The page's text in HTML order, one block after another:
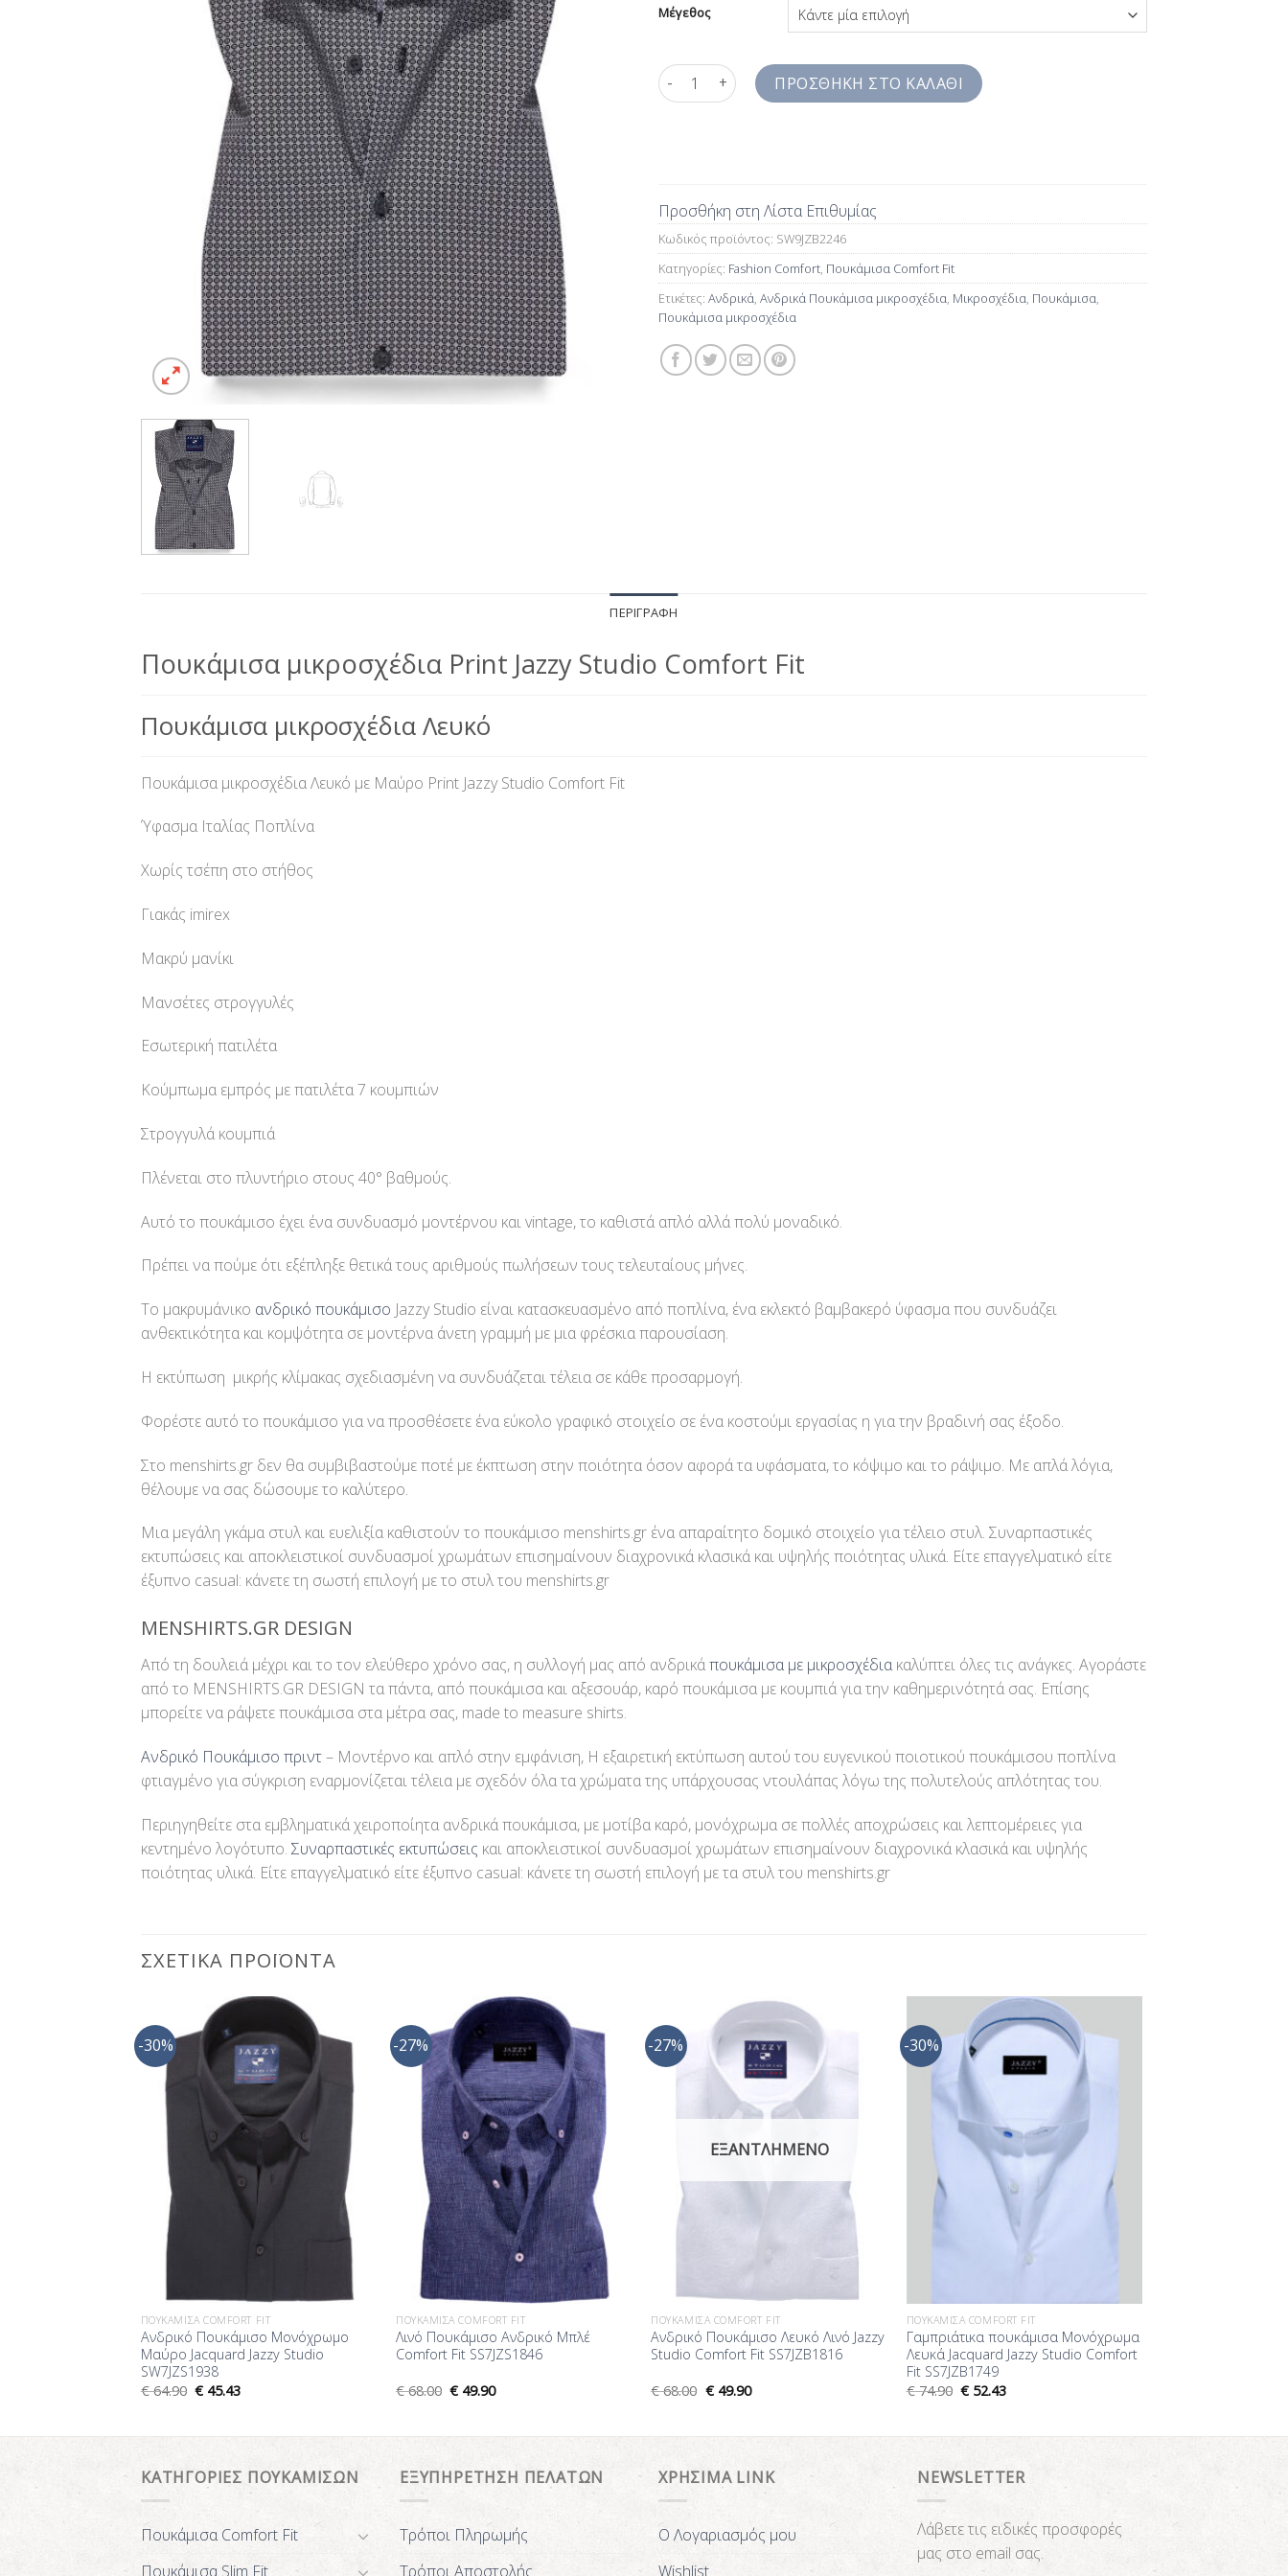
Μέγεθος
Πουκάμισα Μικροσχέδια Λευκό με Μαύρο Print Jazzy Studio Comfort Fit SW9JZB2246 ποσότητα
ΠΡΟΣΘΉΚΗ ΣΤΟ ΚΑΛΆΘΙ
Προσθήκη στη Λίστα Επιθυμίας
Κωδικός προϊόντος: SW9JZB2246
Κατηγορίες: Fashion Comfort, Πουκάμισα Comfort Fit
Ετικέτες: Ανδρικά, Ανδρικά Πουκάμισα μικροσχέδια, Μικροσχέδια, Πουκάμισα,
Πουκάμισα μικροσχέδια
ΠΕΡΙΓΡΑΦΉ
Πουκάμισα μικροσχέδια Print Jazzy Studio Comfort Fit
Πουκάμισα μικροσχέδια Λευκό
Πουκάμισα μικροσχέδια Λευκό με Μαύρο Print Jazzy Studio Comfort Fit
Ύφασμα Ιταλίας Ποπλίνα
Χωρίς τσέπη στο στήθος
Γιακάς imirex
Μακρύ μανίκι
Μανσέτες στρογγυλές
Εσωτερική πατιλέτα
Κούμπωμα εμπρός με πατιλέτα 7 κουμπιών
Στρογγυλά κουμπιά
Πλένεται στο πλυντήριο στους 40° βαθμούς.
Αυτό το πουκάμισο έχει ένα συνδυασμό μοντέρνου και vintage, το καθιστά απλό αλλά πολύ μοναδικό.
Πρέπει να πούμε ότι εξέπληξε θετικά τους αριθμούς πωλήσεων τους τελευταίους μήνες.
Το μακρυμάνικο ανδρικό πουκάμισο Jazzy Studio είναι κατασκευασμένο από ποπλίνα, ένα εκλεκτό βαμβακερό ύφασμα που συνδυάζει
ανθεκτικότητα και κομψότητα σε μοντέρνα άνετη γραμμή με μια φρέσκια παρουσίαση.
Η εκτύπωση μικρής κλίμακας σχεδιασμένη να συνδυάζεται τέλεια σε κάθε προσαρμογή.
Φορέστε αυτό το πουκάμισο για να προσθέσετε ένα εύκολο γραφικό στοιχείο σε ένα κοστούμι εργασίας η για την βραδινή σας έξοδο.
Στο menshirts.gr δεν θα συμβιβαστούμε ποτέ με έκπτωση στην ποιότητα όσον αφορά τα υφάσματα, το κόψιμο και το ράψιμο. Με απλά λόγια,
θέλουμε να σας δώσουμε το καλύτερο.
Μια μεγάλη γκάμα στυλ και ευελιξία καθιστούν το πουκάμισο menshirts.gr ένα απαραίτητο δομικό στοιχείο για τέλειο στυλ. Συναρπαστικές
εκτυπώσεις και αποκλειστικοί συνδυασμοί χρωμάτων επισημαίνουν διαχρονικά κλασικά και υψηλής ποιότητας υλικά. Είτε επαγγελματικό είτε
έξυπνο casual: κάνετε τη σωστή επιλογή με το στυλ του menshirts.gr
MENSHIRTS.GR DESIGN
Από τη δουλειά μέχρι και το τον ελεύθερο χρόνο σας, η συλλογή μας από ανδρικάπουκάμισα με μικροσχέδια καλύπτει όλες τις ανάγκες. Αγοράστε
από το MENSHIRTS.GR DESIGN τα πάντα, από πουκάμισα και αξεσουάρ, καρό πουκάμισα με κουμπιά για την καθημερινότητά σας. Επίσης
μπορείτε να ράψετε πουκάμισα στα μέτρα σας, made to measure shirts.
Ανδρικό Πουκάμισο πριντ– Μοντέρνο και απλό στην εμφάνιση, Η εξαιρετική εκτύπωση αυτού του ευγενικού ποιοτικού πουκάμισου ποπλίνα
φτιαγμένο για σύγκριση εναρμονίζεται τέλεια με σχεδόν όλα τα χρώματα της υπάρχουσας ντουλάπας λόγω της πολυτελούς απλότητας του.
Περιηγηθείτε στα εμβληματικά χειροποίητα ανδρικά πουκάμισα, με μοτίβα καρό, μονόχρωμα σε πολλές αποχρώσεις και λεπτομέρειες για
κεντημένο λογότυπο. Συναρπαστικές εκτυπώσεις και αποκλειστικοί συνδυασμοί χρωμάτων επισημαίνουν διαχρονικά κλασικά και υψηλής
ποιότητας υλικά. Είτε επαγγελματικό είτε έξυπνο casual: κάνετε τη σωστή επιλογή με τα στυλ του menshirts.gr
ΣΧΕΤΙΚΆ ΠΡΟΪΌΝΤΑ
-30%
Προσθήκη
στη Λίστα
Επιθυμίας
ΠΟΥΚΆΜΙΣΑ COMFORT FIT
Ανδρικό Πουκάμισο Μονόχρωμο
Μαύρο Jacquard Jazzy Studio
SW7JZS1938
€64.90 €45.43
-27%
Προσθήκη
στη Λίστα
Επιθυμίας
ΠΟΥΚΆΜΙΣΑ COMFORT FIT
Λινό Πουκάμισο Ανδρικό Μπλέ
Comfort Fit SS7JZS1846
€68.00 €49.90
-27%
Προσθήκη
στη Λίστα
ΕΞΑΝΤΛΗΜΈΝΟ
ΠΟΥΚΆΜΙΣΑ COMFORT FIT
Ανδρικό Πουκάμισο Λευκό Λινό Jazzy
Studio Comfort Fit SS7JZB1816
€68.00 €49.90
-30%
Προσθήκη
στη Λίστα
Επιθυμίας
ΠΟΥΚΆΜΙΣΑ COMFORT FIT
Γαμπριάτικα πουκάμισα Μονόχρωμα
Λευκά Jacquard Jazzy Studio Comfort
Fit SS7JZB1749
€74.90 €52.43
ΚΑΤΗΓΟΡΙΕΣ ΠΟΥΚΑΜΙΣΩΝ
Πουκάμισα Comfort Fit
Πουκάμισα Slim Fit
ΕΞΥΠΗΡΕΤΗΣΗ ΠΕΛΑΤΩΝ
Τρόποι Πληρωμής
Τρόποι Αποστολής
ΧΡΗΣΙΜΑ LINK
Ο Λογαριασμός μου
Wishlist
NEWSLETTER
Λάβετε τις ειδικές προσφορές
μας στο email σας.